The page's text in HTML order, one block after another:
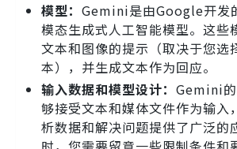
模型： Gemini是由Google开发
模态生成式人工智能模型。这些
文本和图像的提示（取决于您选
本），并生成文本作为回应。
输入数据和模型设计： Gemini
够接受文本和媒体文件作为输入
析数据和解决问题提供了广泛的